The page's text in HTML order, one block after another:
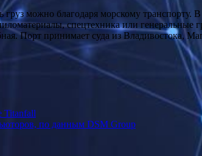
можно благодаря морскому
спецтехника или
Порт принимает суда из Владивостока,
Titanfall
по данным DSM Group